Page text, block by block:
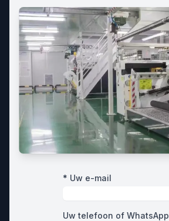
* Uw e-mail
Uw telefoon of WhatsApp